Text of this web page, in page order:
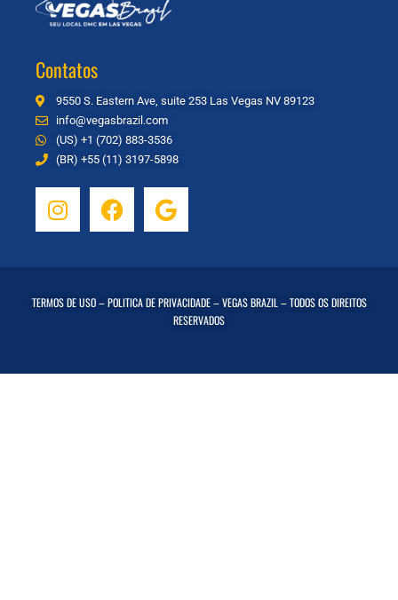
Contatos
9550 S. Eastern Ave, suite 253 Las Vegas NV 89123
info@vegasbrazil.com
(US) +1 (702) 883-3536
(BR) +55 (11) 3197-5898
TERMOS DE USO–POLITICA DE PRIVACIDADE– VEGAS BRAZIL – TODOS OS DIREITOS
RESERVADOS